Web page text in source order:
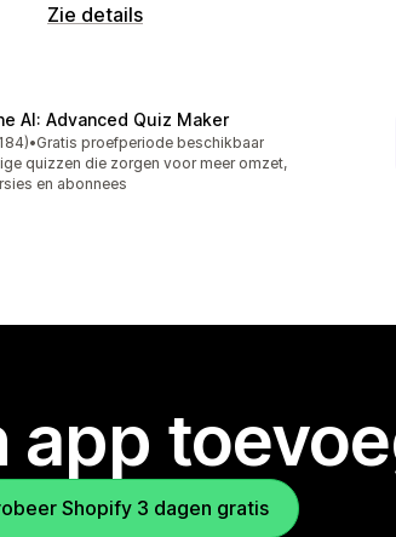
Zie details
AI: Advanced Quiz Maker
5 sterren
in totaal
•Gratis proefperiode beschikbaar
quizzen die zorgen voor meer omzet,
en abonnees
app
Shopify 3 dagen gratis